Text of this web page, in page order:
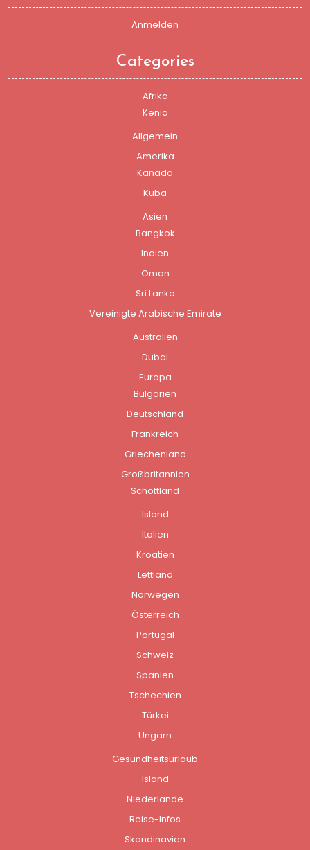
Anmelden
Categories
Afrika
Kenia
Allgemein
Amerika
Kanada
Kuba
Asien
Bangkok
Indien
Oman
Sri Lanka
Vereinigte Arabische Emirate
Australien
Dubai
Europa
Bulgarien
Deutschland
Frankreich
Griechenland
Großbritannien
Schottland
Island
Italien
Kroatien
Lettland
Norwegen
Österreich
Portugal
Schweiz
Spanien
Tschechien
Türkei
Ungarn
Gesundheitsurlaub
Island
Niederlande
Reise-Infos
Skandinavien